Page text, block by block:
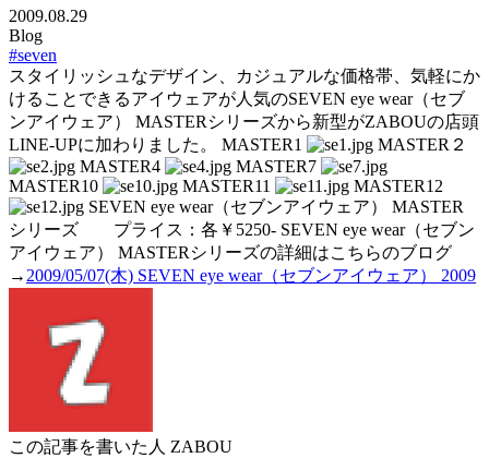
2009.08.29
Blog
#seven
スタイリッシュなデザイン、カジュアルな価格帯、気軽にか
けることできるアイウェアが人気のSEVEN eye wear（セブ
ンアイウェア） MASTERシリーズから新型がZABOUの店頭
LINE-UPに加わりました。 MASTER1
MASTER２
MASTER4
MASTER7
MASTER10
MASTER11
MASTER12
SEVEN eye wear（セブンアイウェア） MASTER
シリーズ プライス：各￥5250- SEVEN eye wear（セブン
アイウェア） MASTERシリーズの詳細はこちらのブログ
→ 2009/05/07(木) SEVEN eye wear（セブンアイウェア） 2009
この記事を書いた人 ZABOU